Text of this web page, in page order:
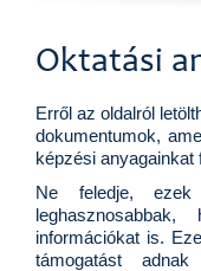
Oktatási
Erről az oldalról
dokumentumok,
képzési anyagainkat
Ne feledje,
információkat is.
támogatást